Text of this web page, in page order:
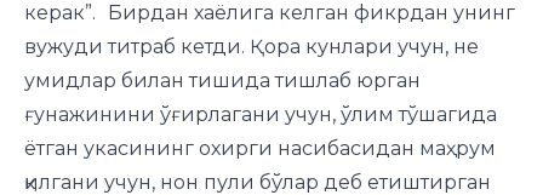
керак”. Бирдан хаёлига келган фикрдан унинг
вужуди титраб кетди. Қора кунлари учун, не
умидлар билан тишида тишлаб юрган
ғунажинини ўғирлагани учун, ўлим тўшагида
ётган укасининг охирги насибасидан маҳрум
қилгани учун, нон пули бўлар деб етиштирган